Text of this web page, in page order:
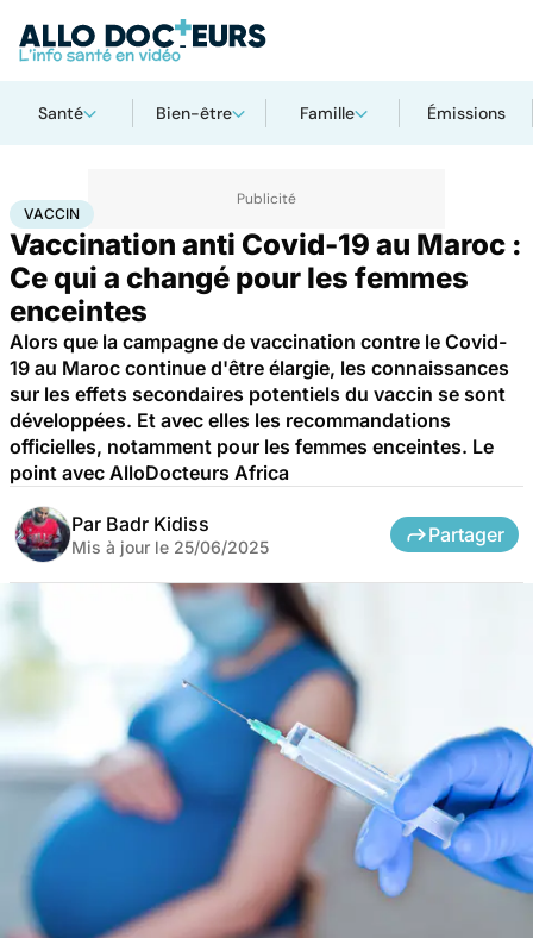
Santé Bien-être Famille Émissions
AccueilSanté Maladies infectieuses
VACCIN
Vaccination anti Covid-19 au Maroc :
Ce qui a changé pour les femmes
enceintes
Alors que la campagne de vaccination contre le Covid-
19 au Maroc continue d'être élargie, les connaissances
sur les effets secondaires potentiels du vaccin se sont
développées. Et avec elles les recommandations
officielles, notamment pour les femmes enceintes. Le
point avec AlloDocteurs Africa
Par Badr Kidiss
Mis à jour le 25/06/2025
Partager